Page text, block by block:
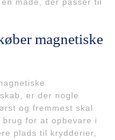
magnetiske
er der nogle
og fremmest skal
for at opbevare i
plads til krydderier,